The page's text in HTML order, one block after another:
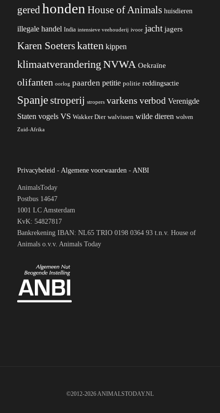
geredhonden House of Animals huisdieren
illegale handel India intensieve veehouderij ivoor jacht jagers
Karen Soeterskatten kippen
klimaatverandering NVWA Oekraïne
olifanten oorlog paarden petitie politie reddingsactie
Spanjestroperij stropers varkens verbod Verenigde
Staten vogels VS Wakker Dier walvissen wilde dieren wolven
Zuid-Afrika
Privacybeleid - Algemene voorwaarden - ANBI
AnimalsToday
Postbus 14647
1001 LC Amsterdam
KvK: 54827817
Bankrekening IBAN: NL65 TRIO 0198 0364 93 t.n.v. House of
Animals o.v.v. Animals Today
©2012-2026 ANIMALSTODAY.NL